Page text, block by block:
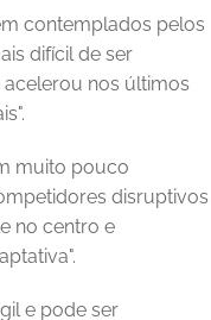
contemplados pelos
difícil de ser
nos últimos
muito pouco
disruptivos
no centro e
e pode ser